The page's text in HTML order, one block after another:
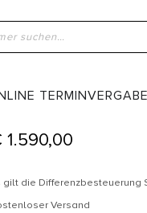
TERMINVERGABE
»Shop»Um 1980 –
1980 –
1.590,00
gilt die Differenzbesteuerung
Versand